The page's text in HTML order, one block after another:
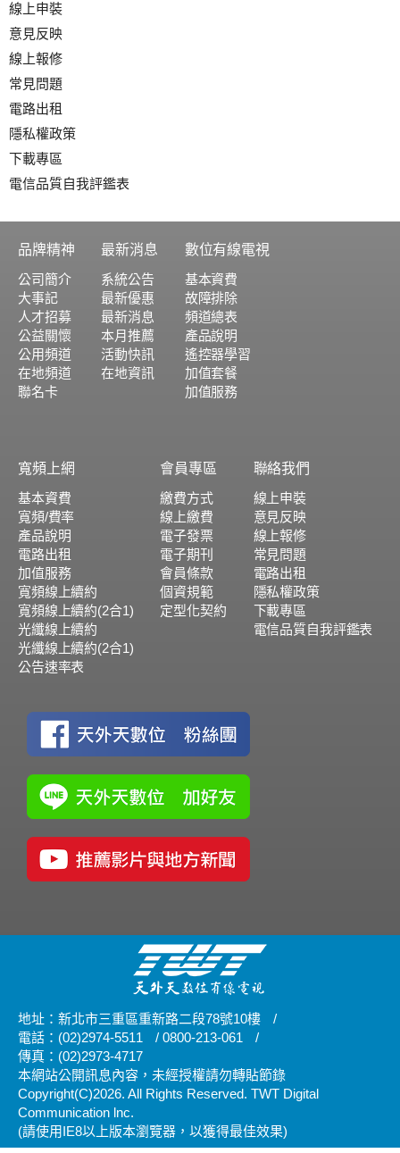
線上申裝
意見反映
線上報修
常見問題
電路出租
隱私權政策
下載專區
電信品質自我評鑑表
品牌精神
公司簡介
大事記
人才招募
公益關懷
公用頻道
在地頻道
聯名卡
最新消息
系統公告
最新優惠
最新消息
本月推薦
活動快訊
在地資訊
數位有線電視
基本資費
故障排除
頻道總表
產品說明
遙控器學習
加值套餐
加值服務
寬頻上網
基本資費
寬頻/費率
產品說明
電路出租
加值服務
寬頻線上續約
寬頻線上續約(2合1)
光纖線上續約
光纖線上續約(2合1)
公告速率表
會員專區
繳費方式
線上繳費
電子發票
電子期刊
會員條款
個資規範
定型化契約
聯絡我們
線上申裝
意見反映
線上報修
常見問題
電路出租
隱私權政策
下載專區
電信品質自我評鑑表
地址：新北市三重區重新路二段78號10樓
/
電話：(02)2974-5511
/ 0800-213-061
/
傳真：(02)2973-4717
本網站公開訊息內容，未經授權請勿轉貼節錄
Copyright(C)2026. All Rights Reserved. TWT Digital
Communication lnc.
(請使用IE8以上版本瀏覽器，以獲得最佳效果)